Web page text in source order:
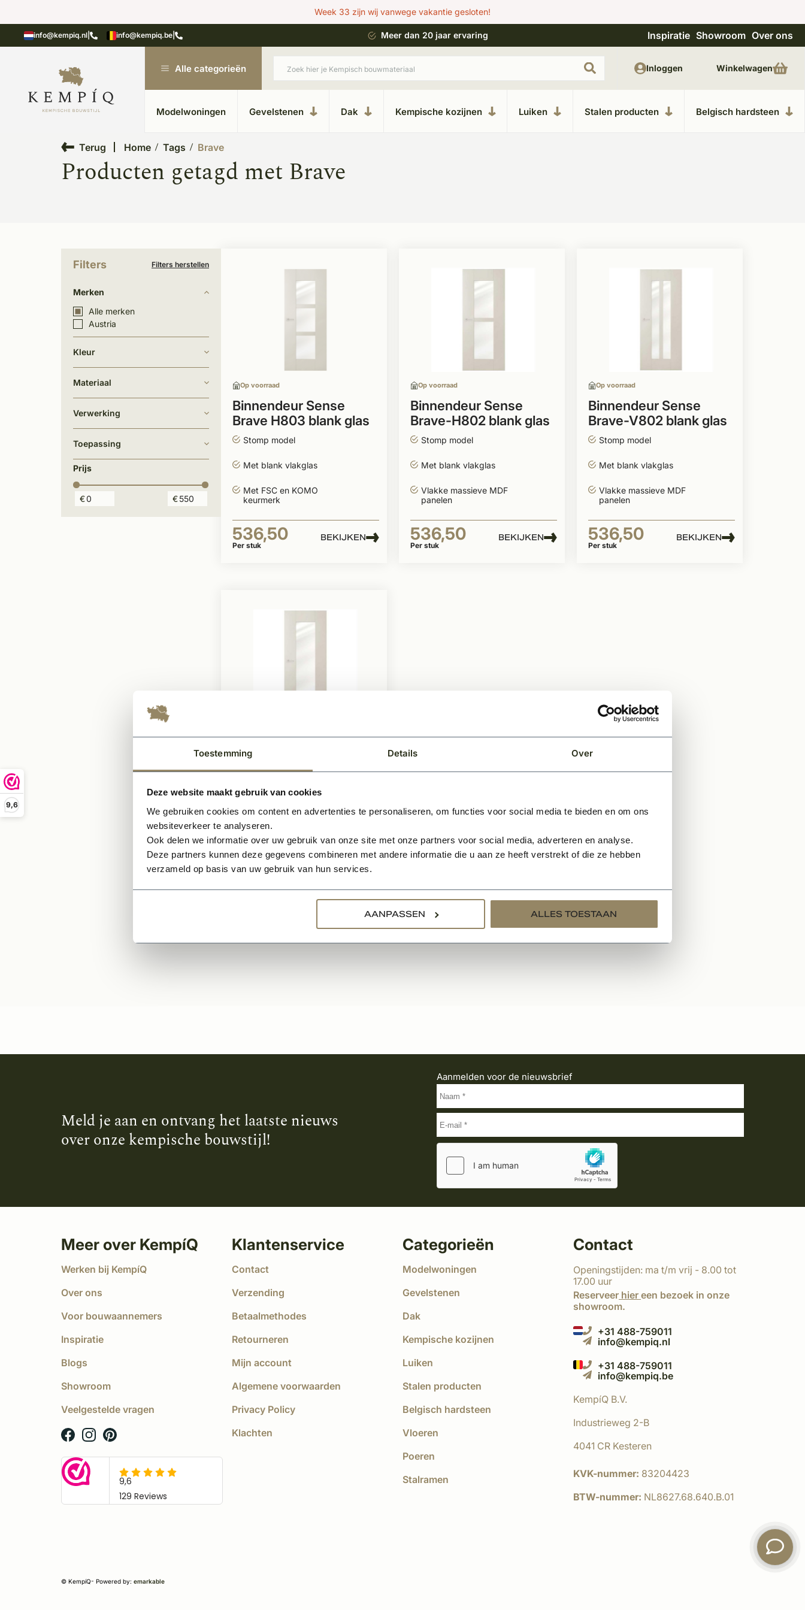
Toestemming Details Over
Deze website maakt gebruik van cookies
We gebruiken cookies om content en advertenties te personaliseren, om functies voor social media te bieden en om ons
websiteverkeer te analyseren.
Ook delen we informatie over uw gebruik van onze site met onze partners voor social media, adverteren en analyse.
Deze partners kunnen deze gegevens combineren met andere informatie die u aan ze heeft verstrekt of die ze hebben
verzameld op basis van uw gebruik van hun services.
AANPASSEN ALLES TOESTAAN
9,6
Week 33 zijn wij vanwege vakantie gesloten!
info@kempiq.nl info@kempiq.be
in Kesteren Unieke materialen in kempische bouwstijl Meer dan 20 jaar ervaring Uitgebreide showroom in Kesteren Unieke
Inspiratie Showroom Over ons
Alle categorieën
Modelwoningen Gevelstenen Dak Kempische kozijnen Luiken Stalen producten Belgisch hardsteen
Inloggen Winkelwagen
Terug Home Tags Brave
Producten getagd met Brave
Filters Filters herstellen
Merken
Alle merken
Austria
Kleur
Materiaal
Verwerking
Toepassing
Prijs
€ €
Op voorraad
Binnendeur Sense
Brave H803 blank glas
witStomp model
Met blank vlakglas
Met FSC en KOMO
keurmerk
536,50
Per stuk
BEKIJKEN
Op voorraad
Binnendeur Sense
Brave-H802 blank glas
stomp wit
Stomp model
Met blank vlakglas
Vlakke massieve MDF
panelen
536,50
Per stuk
BEKIJKEN
Op voorraad
Binnendeur Sense
Brave-V802 blank glas
stomp wit
Stomp model
Met blank vlakglas
Vlakke massieve MDF
panelen
536,50
Per stuk
BEKIJKEN
Binnendeur Sense
Brave blank glas wit
Met blank glas
Massieve MDF panelen
487,50
Meld je aan en ontvang het laatste nieuws
over onze kempische bouwstijl!
Aanmelden voor de nieuwsbrief
Meer over KempíQ
Werken bij KempíQ
Over ons
Voor bouwaannemers
Inspiratie
Blogs
Showroom
Veelgestelde vragen
Klantenservice
Contact
Verzending
Betaalmethodes
Retourneren
Mijn account
Algemene voorwaarden
Privacy Policy
Klachten
Categorieën
Modelwoningen
Gevelstenen
Dak
Kempische kozijnen
Luiken
Stalen producten
Belgisch hardsteen
Vloeren
Poeren
Stalramen
Contact
Openingstijden: ma t/m vrij - 8.00 tot
17.00 uur
Reserveer hier een bezoek in onze
showroom.
+31 488-759011
info@kempiq.nl
+31 488-759011
info@kempiq.be
KempíQ B.V.
Industrieweg 2-B
4041 CR Kesteren
KVK-nummer: 83204423
BTW-nummer: NL8627.68.640.B.01
© KempíQ- Powered by: emarkable